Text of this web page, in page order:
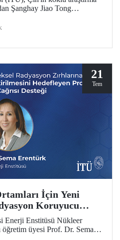
Şanghay Jiao Tong
zaptı (MoU) imzalandı.
21
Tem
İçin Yeni
Koruyucu
Enerji Enstitüsü Nükleer
üyesi Prof. Dr. Sema